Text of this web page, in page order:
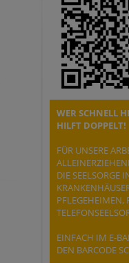
WER SCHNELL
HILFT DOPPELT!
FÜR UNSERE
DIE SEELSORGE
PFLEGEHEIMEN,
EINFACH IM E-
DEN BARCODE